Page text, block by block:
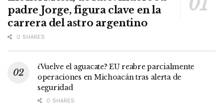
padre Jorge, figura clave en la
carrera del astro argentino
0 SHARES
¿Vuelve el aguacate? EU reabre parcialmente
operaciones en Michoacán tras alerta de
seguridad
0 SHARES